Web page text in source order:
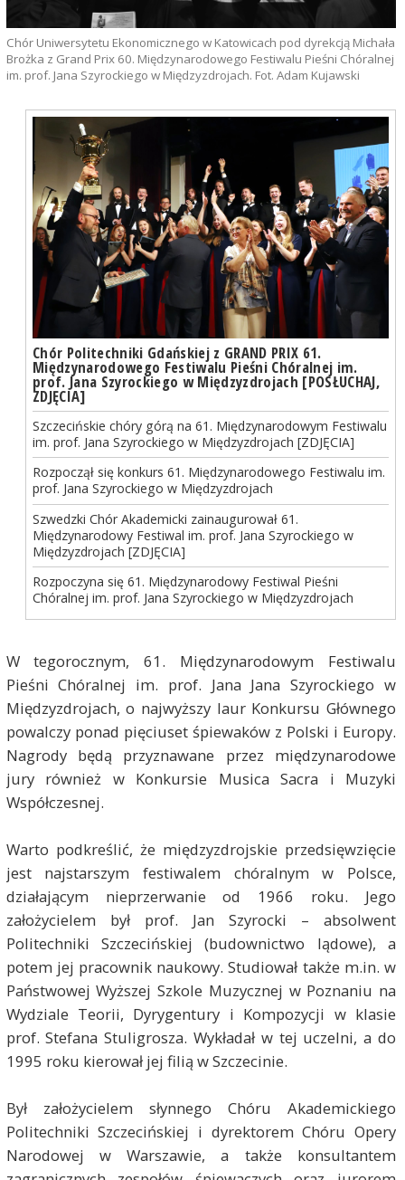
Chór Uniwersytetu Ekonomicznego w Katowicach pod dyrekcją Michała
Brożka z Grand Prix 60. Międzynarodowego Festiwalu Pieśni Chóralnej
im. prof. Jana Szyrockiego w Międzyzdrojach. Fot. Adam Kujawski
Chór Politechniki Gdańskiej z GRAND PRIX 61.
Międzynarodowego Festiwalu Pieśni Chóralnej im.
prof. Jana Szyrockiego w Międzyzdrojach [POSŁUCHAJ,
ZDJĘCIA]
Szczecińskie chóry górą na 61. Międzynarodowym Festiwalu
im. prof. Jana Szyrockiego w Międzyzdrojach [ZDJĘCIA]
Rozpoczął się konkurs 61. Międzynarodowego Festiwalu im.
prof. Jana Szyrockiego w Międzyzdrojach
Szwedzki Chór Akademicki zainaugurował 61.
Międzynarodowy Festiwal im. prof. Jana Szyrockiego w
Międzyzdrojach [ZDJĘCIA]
Rozpoczyna się 61. Międzynarodowy Festiwal Pieśni
Chóralnej im. prof. Jana Szyrockiego w Międzyzdrojach
W tegorocznym, 61. Międzynarodowym Festiwalu
Pieśni Chóralnej im. prof. Jana Jana Szyrockiego w
Międzyzdrojach, o najwyższy laur Konkursu Głównego
powalczy ponad pięciuset śpiewaków z Polski i Europy.
Nagrody będą przyznawane przez międzynarodowe
jury również w Konkursie Musica Sacra i Muzyki
Współczesnej.
Warto podkreślić, że międzyzdrojskie przedsięwzięcie
jest najstarszym festiwalem chóralnym w Polsce,
działającym nieprzerwanie od 1966 roku. Jego
założycielem był prof. Jan Szyrocki – absolwent
Politechniki Szczecińskiej (budownictwo lądowe), a
potem jej pracownik naukowy. Studiował także m.in. w
Państwowej Wyższej Szkole Muzycznej w Poznaniu na
Wydziale Teorii, Dyrygentury i Kompozycji w klasie
prof. Stefana Stuligrosza. Wykładał w tej uczelni, a do
1995 roku kierował jej filią w Szczecinie.
Był założycielem słynnego Chóru Akademickiego
Politechniki Szczecińskiej i dyrektorem Chóru Opery
Narodowej w Warszawie, a także konsultantem